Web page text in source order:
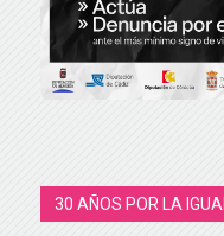
30 AÑOS POR LA